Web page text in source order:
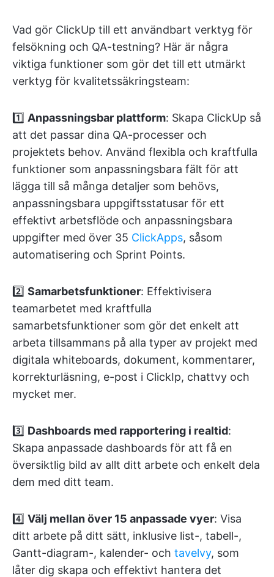
Vad gör ClickUp till ett användbart verktyg för
felsökning och QA-testning? Här är några
viktiga funktioner som gör det till ett utmärkt
verktyg för kvalitetssäkringsteam:
1️⃣ Anpassningsbar plattform: Skapa ClickUp så
att det passar dina QA-processer och
projektets behov. Använd flexibla och kraftfulla
funktioner som anpassningsbara fält för att
lägga till så många detaljer som behövs,
anpassningsbara uppgiftsstatusar för ett
effektivt arbetsflöde och anpassningsbara
uppgifter med över 35 ClickApps, såsom
automatisering och Sprint Points.
2️⃣ Samarbetsfunktioner: Effektivisera
teamarbetet med kraftfulla
samarbetsfunktioner som gör det enkelt att
arbeta tillsammans på alla typer av projekt med
digitala whiteboards, dokument, kommentarer,
korrekturläsning, e-post i ClickIp, chattvy och
mycket mer.
3️⃣ Dashboards med rapportering i realtid:
Skapa anpassade dashboards för att få en
översiktlig bild av allt ditt arbete och enkelt dela
dem med ditt team.
4️⃣ Välj mellan över 15 anpassade vyer: Visa
ditt arbete på ditt sätt, inklusive list-, tabell-,
Gantt-diagram-, kalender- och tavelvy, som
låter dig skapa och effektivt hantera det